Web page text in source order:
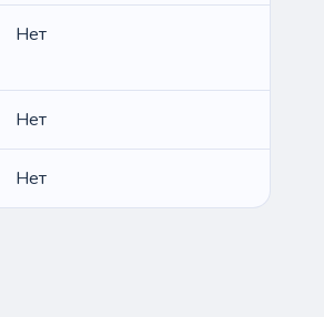
Нет
Нет
Нет